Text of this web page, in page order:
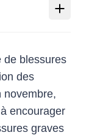
des
de blessures
des
novembre,
encourager
graves